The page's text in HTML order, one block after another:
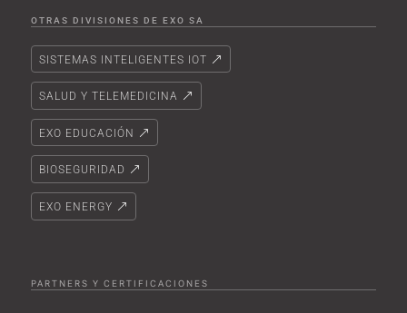
OTRAS DIVISIONES DE EXO SA
SISTEMAS INTELIGENTES IOT
SALUD Y TELEMEDICINA
EXO EDUCACIÓN
BIOSEGURIDAD
EXO ENERGY
PARTNERS Y CERTIFICACIONES